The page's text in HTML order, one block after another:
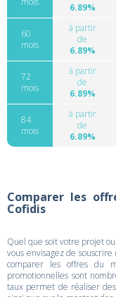
6.89%
60
mois
à partir
de
6.89%
72
mois
à partir
de
6.89%
84
mois
à partir
de
6.89%
Comparer les
Cofidis
Quel que soit votre projet
vous envisagez de
comparer les offres du
promotionnelles sont
taux permet de réaliser